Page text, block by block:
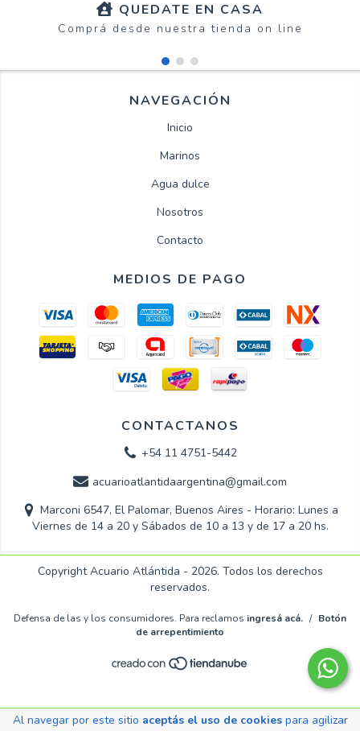
Al navegar por este sitio aceptás el uso de cookiespara agilizar
QUEDATE EN CASA
Comprá desde nuestra tienda on line
NAVEGACIÓN
Inicio
Marinos
Agua dulce
Nosotros
Contacto
MEDIOS DE PAGO
CONTACTANOS
+54 11 4751-5442
acuarioatlantidaargentina@gmail.com
Marconi 6547, El Palomar, Buenos Aires - Horario: Lunes a
Viernes de 14 a 20 y Sábados de 10 a 13 y de 17 a 20 hs.
Copyright Acuario Atlántida - 2026. Todos los derechos
reservados.
Defensa de las y los consumidores. Para reclamos ingresá acá. / Botón
de arrepentimiento